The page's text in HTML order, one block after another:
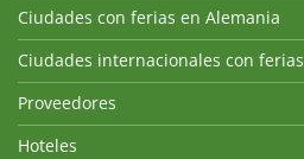
Ciudades con ferias en Alemania
Ciudades internacionales con ferias
Proveedores
Hoteles